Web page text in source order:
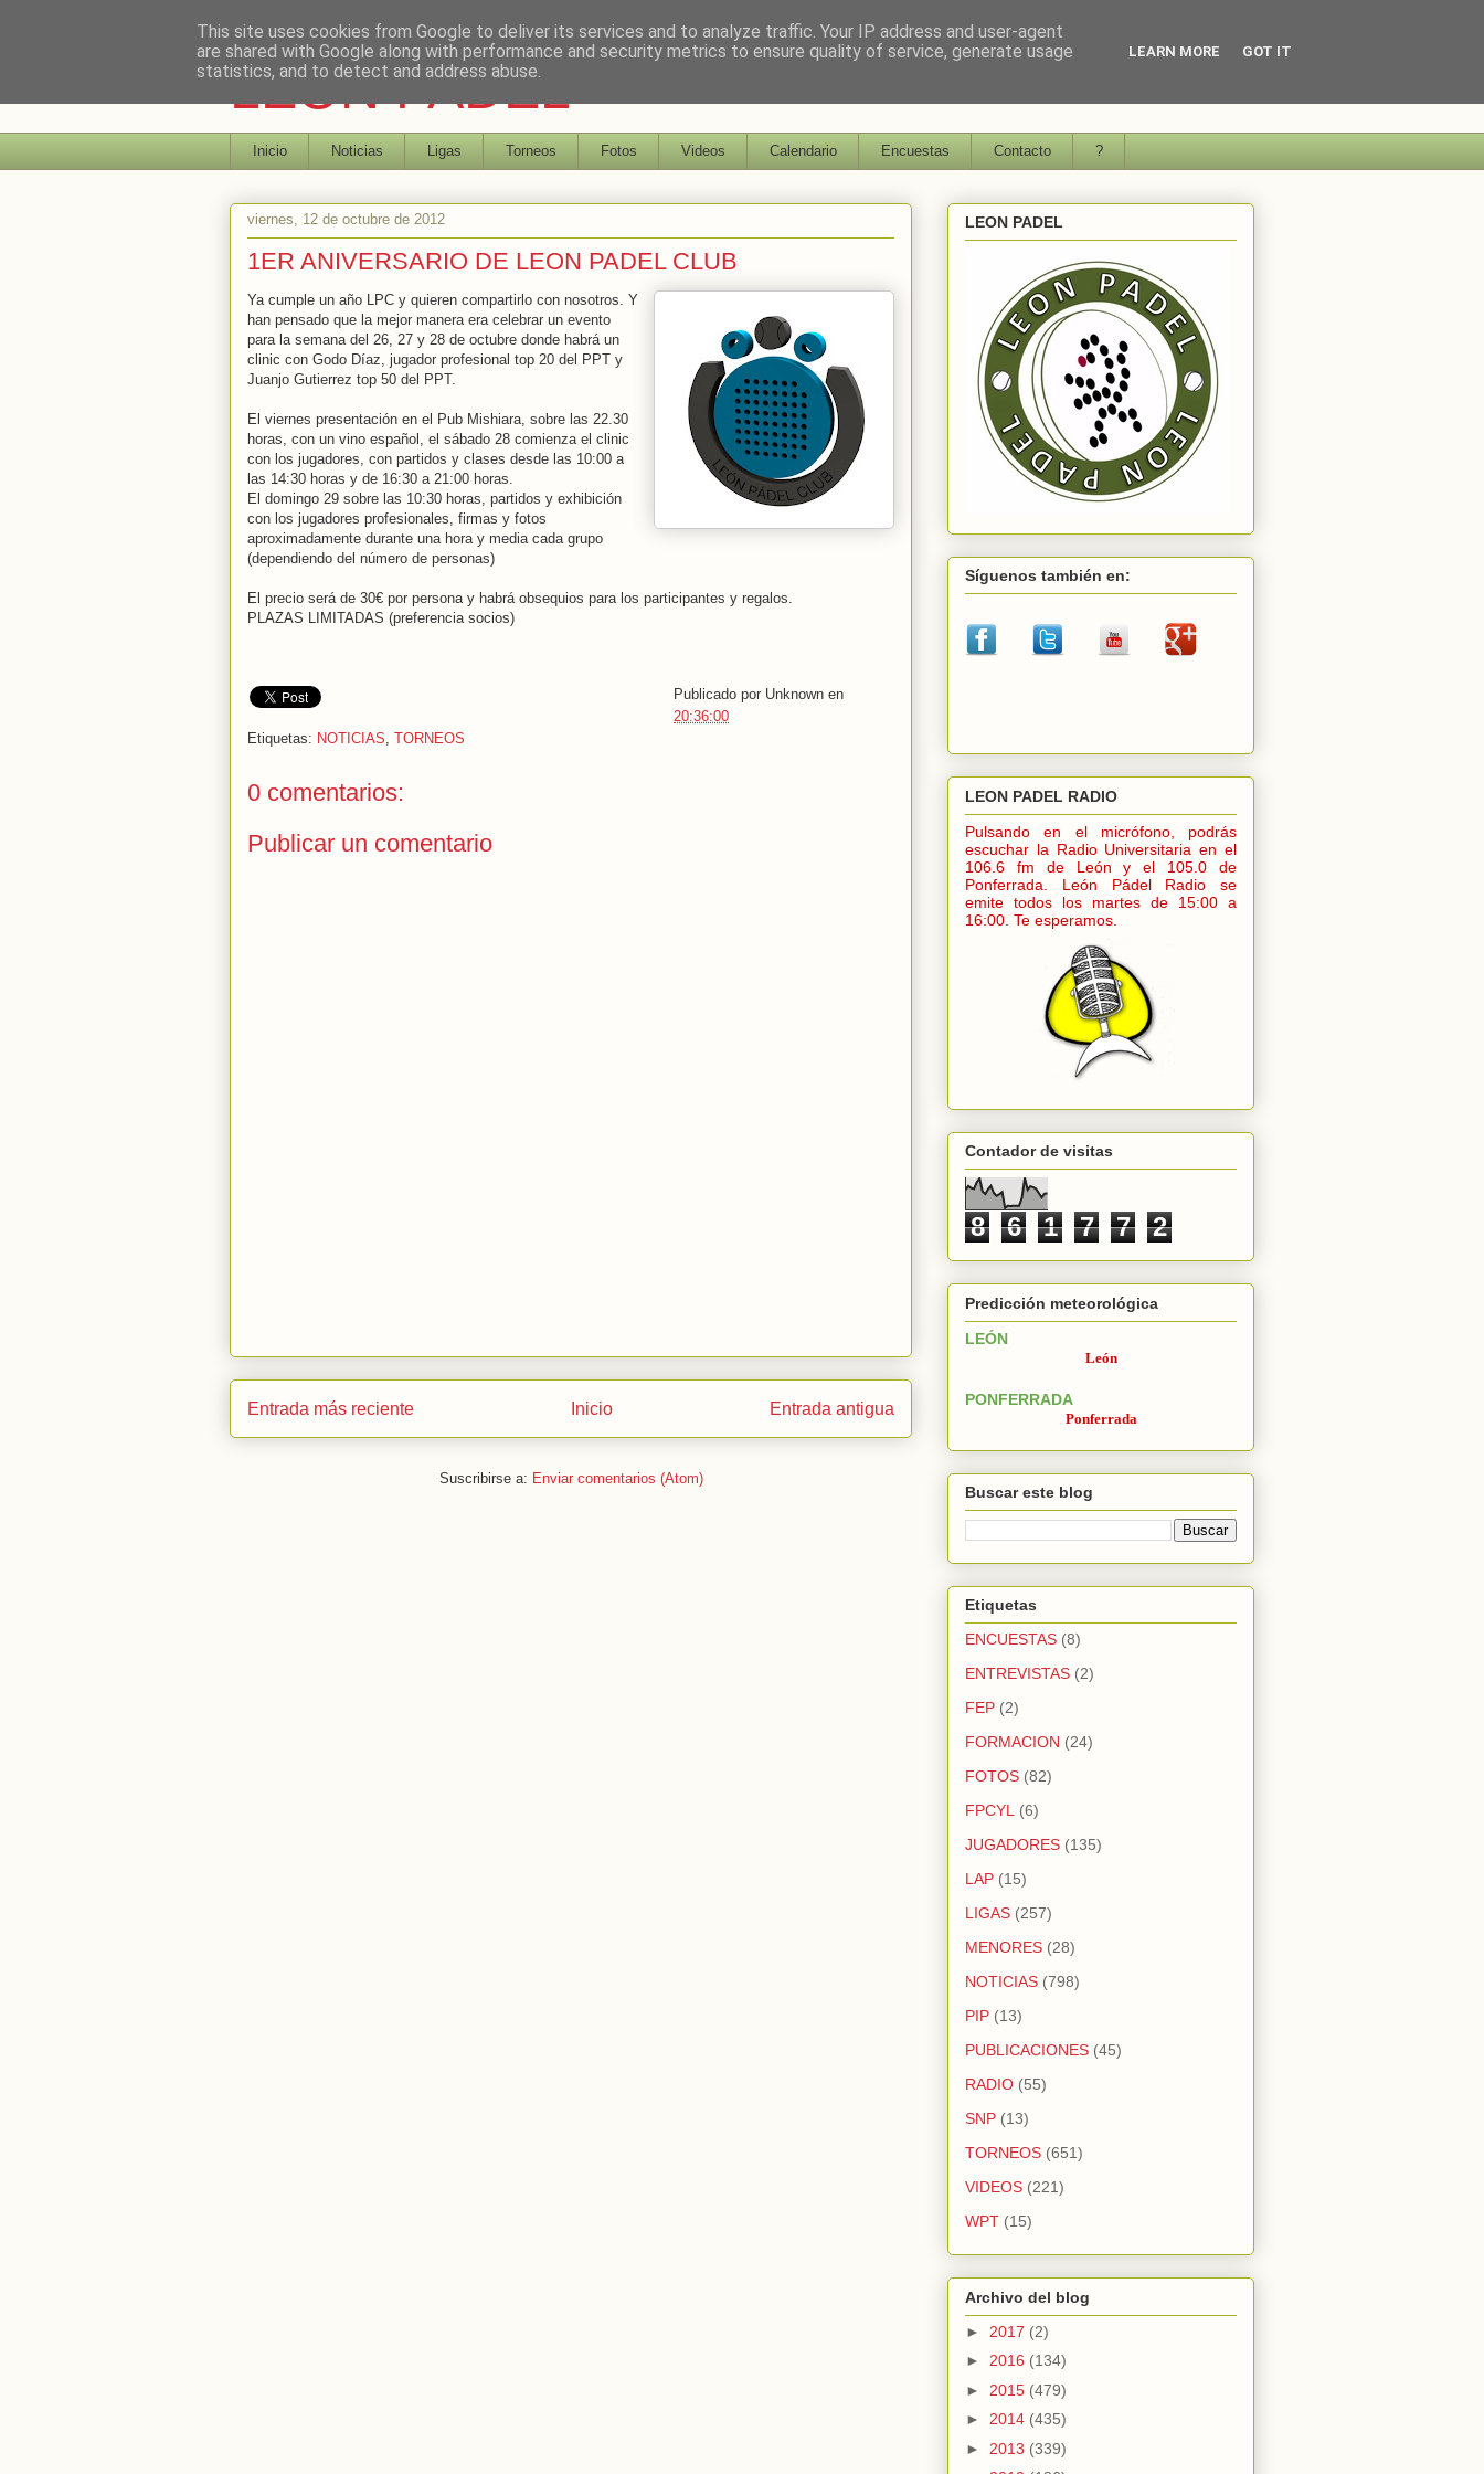
LEON PADEL
Inicio Noticias Ligas Torneos Fotos Videos Calendario Encuestas Contacto ?
viernes, 12 de octubre de 2012
1ER ANIVERSARIO DE LEON PADEL CLUB
Ya cumple un año LPC y quieren compartirlo con nosotros. Y
han pensado que la mejor manera era celebrar un evento
para la semana del 26, 27 y 28 de octubre donde habrá un
clinic con Godo Díaz, jugador profesional top 20 del PPT y
Juanjo Gutierrez top 50 del PPT.
El viernes presentación en el Pub Mishiara, sobre las 22.30
horas, con un vino español, el sábado 28 comienza el clinic
con los jugadores, con partidos y clases desde las 10:00 a
las 14:30 horas y de 16:30 a 21:00 horas.
El domingo 29 sobre las 10:30 horas, partidos y exhibición
con los jugadores profesionales, firmas y fotos
aproximadamente durante una hora y media cada grupo
(dependiendo del número de personas)
El precio será de 30€ por persona y habrá obsequios para los participantes y regalos.
PLAZAS LIMITADAS (preferencia socios)
Publicado por Unknown en
20:36:00
Etiquetas: NOTICIAS, TORNEOS
0 comentarios:
Publicar un comentario
Entrada más reciente Entrada antigua
Inicio
Suscribirse a: Enviar comentarios (Atom)
LEON PADEL
Síguenos también en:
LEON PADEL RADIO
Pulsando en el micrófono, podrás
escuchar la Radio Universitaria en el
106.6 fm de León y el 105.0 de
Ponferrada. León Pádel Radio se
emite todos los martes de 15:00 a
16:00. Te esperamos.
Contador de visitas
8 6 1 7 7 2
Predicción meteorológica
LEÓN
León
PONFERRADA
Ponferrada
Buscar este blog
Etiquetas
ENCUESTAS (8)
ENTREVISTAS (2)
FEP (2)
FORMACION (24)
FOTOS (82)
FPCYL (6)
JUGADORES (135)
LAP (15)
LIGAS (257)
MENORES (28)
NOTICIAS (798)
PIP (13)
PUBLICACIONES (45)
RADIO (55)
SNP (13)
TORNEOS (651)
VIDEOS (221)
WPT (15)
Archivo del blog
► 2017 (2)
► 2016 (134)
► 2015 (479)
► 2014 (435)
► 2013 (339)
This site uses cookies from Google to deliver its services and to analyze traffic. Your IP address and user-agent
are shared with Google along with performance and security metrics to ensure quality of service, generate usage
statistics, and to detect and address abuse.
LEARN MORE GOT IT